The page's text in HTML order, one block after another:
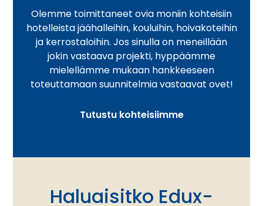
Olemme toimittaneet ovia moniin kohteisiin
hotelleista jäähalleihin, kouluihin, hoivakoteihin
ja kerrostaloihin. Jos sinulla on meneillään
jokin vastaava projekti, hyppäämme
mielellämme mukaan hankkeeseen
toteuttamaan suunnitelmia vastaavat ovet!
Tutustu kohteisiimme
Haluaisitko Edux-